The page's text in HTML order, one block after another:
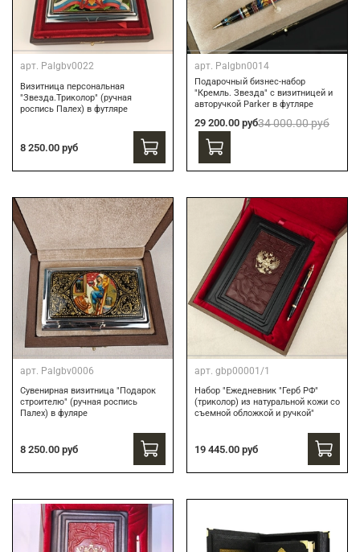
арт. Palgbv0022
Визитница персональная
"Звезда.Триколор" (ручная
роспись Палех) в футляре
8 250.00 руб
арт. Palgbn0014
Подарочный бизнес-набор
"Кремль. Звезда" с визитницей и
авторучкой Parker в футляре
29 200.00 руб34 000.00 руб
арт. Palgbv0006
Сувенирная визитница "Подарок
строителю" (ручная роспись
Палех) в фуляре
8 250.00 руб
арт. gbp00001/1
Набор "Ежедневник "Герб РФ"
(триколор) из натуральной кожи со
съемной обложкой и ручкой"
19 445.00 руб